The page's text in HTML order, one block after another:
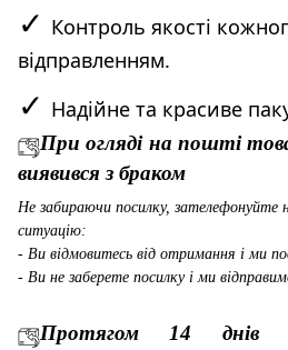
✓ Контроль якості
відправленням.
✓ Надійне та красиве
При огляді на пошті
виявився з браком
Не забираючи посилку, зателефонуйте
ситуацію:
- Ви відмовитесь від отримання і ми
- Ви не заберете посилку і ми
Протягом 14 днів